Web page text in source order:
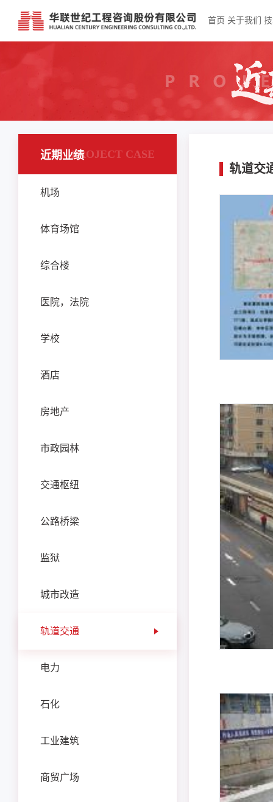
首页 关于我们
近期业绩PROJECT CASE
机场
体育场馆
综合楼
医院，法院
学校
酒店
房地产
市政园林
交通枢纽
公路桥梁
监狱
城市改造
轨道交通
电力
石化
工业建筑
商贸广场
轨道交